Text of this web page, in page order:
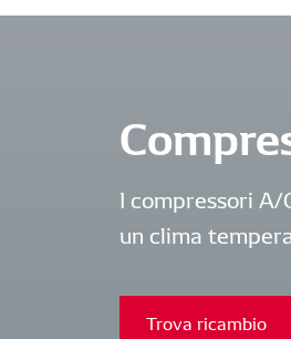
I compressori A/
un clima
Trova ricambio